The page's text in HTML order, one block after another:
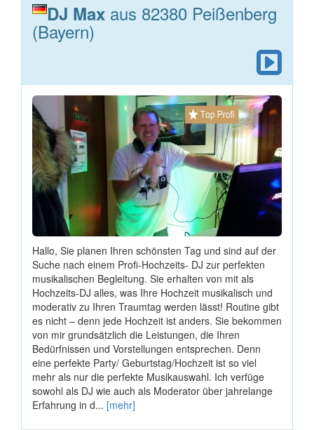
DJ Max aus 82380 Peißenberg
(Bayern)
Hallo, Sie planen Ihren schönsten Tag und sind auf der
Suche nach einem Profi-Hochzeits- DJ zur perfekten
musikalischen Begleitung. Sie erhalten von mit als
Hochzeits-DJ alles, was Ihre Hochzeit musikalisch und
moderativ zu Ihren Traumtag werden lässt! Routine gibt
es nicht – denn jede Hochzeit ist anders. Sie bekommen
von mir grundsätzlich die Leistungen, die Ihren
Bedürfnissen und Vorstellungen entsprechen. Denn
eine perfekte Party/ Geburtstag/Hochzeit ist so viel
mehr als nur die perfekte Musikauswahl. Ich verfüge
sowohl als DJ wie auch als Moderator über jahrelange
Erfahrung in d... [mehr]